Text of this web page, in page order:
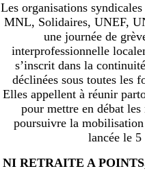
Les organisations
MNL, Solidaires, UNEF,
une journée de
interprofessionnelle
s’inscrit dans la
déclinées sous toutes les
Elles appellent à réunir
pour mettre en débat
poursuivre la
lancée le 5
NI RETRAITE A